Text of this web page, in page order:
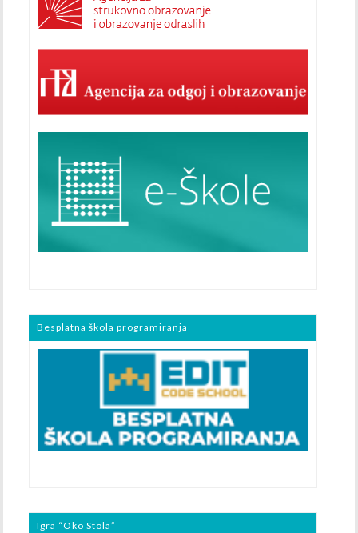
Besplatna škola programiranja
Igra “Oko Stola”